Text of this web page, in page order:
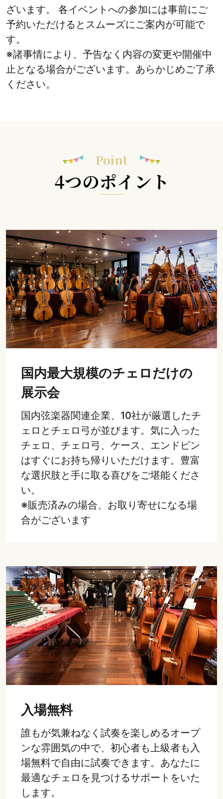
ざいます。 各イベントへの参加には事前にご
予約いただけるとスムーズにご案内が可能で
す。
※諸事情により、予告なく内容の変更や開催中
止となる場合がございます。あらかじめご了承
ください。
Point
4つのポイント
国内最大規模のチェロだけの
展示会
国内弦楽器関連企業、10社が厳選したチ
ェロとチェロ弓が並びます。気に入った
チェロ、チェロ弓、ケース、エンドピン
はすぐにお持ち帰りいただけます。豊富
な選択肢と手に取る喜びをご堪能くださ
い。
※販売済みの場合、お取り寄せになる場
合がございます
入場無料
誰もが気兼ねなく試奏を楽しめるオープ
ンな雰囲気の中で、初心者も上級者も入
場無料で自由に試奏できます。あなたに
最適なチェロを見つけるサポートをいた
します。